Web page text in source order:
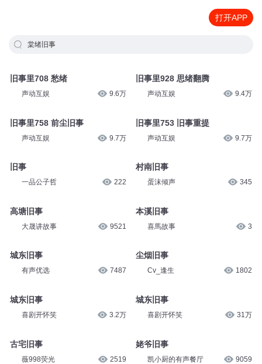
打开APP
棠绪旧事
旧事里708 愁绪
声动互娱 9.6万
旧事里758 前尘旧事
声动互娱 9.7万
旧事
一品公子哲 222
高塘旧事
大晟讲故事 9521
城东旧事
有声优选 7487
城东旧事
喜剧开怀笑 3.2万
古宅旧事
薇998荧光 2519
旧事里928 思绪翻腾
声动互娱 9.4万
旧事里753 旧事重提
声动互娱 9.7万
村南旧事
蛋沫倾声 345
本溪旧事
喜馬故事 3
尘烟旧事
Cv_逢生 1802
城东旧事
喜剧开怀笑 31万
姥爷旧事
凯小厨的有声餐厅 9059